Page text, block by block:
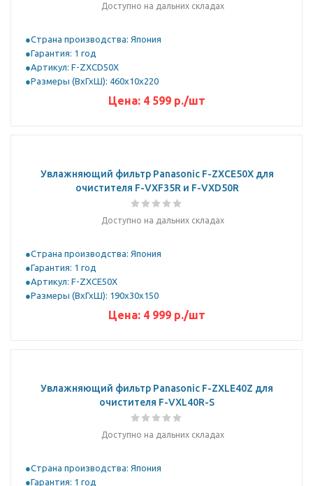
Доступно на дальних складах
Страна производства: Япония
Гарантия: 1 год
Артикул: F-ZXCD50X
Размеры (ВхГхШ): 460х10х220
Цена: 4 599 р./шт
Увлажняющий фильтр Panasonic F-ZXCE50X для
очистителя F-VXF35R и F-VXD50R
Доступно на дальних складах
Страна производства: Япония
Гарантия: 1 год
Артикул: F-ZXCE50X
Размеры (ВхГхШ): 190х30х150
Цена: 4 999 р./шт
Увлажняющий фильтр Panasonic F-ZXLE40Z для
очистителя F-VXL40R-S
Доступно на дальних складах
Страна производства: Япония
Гарантия: 1 год